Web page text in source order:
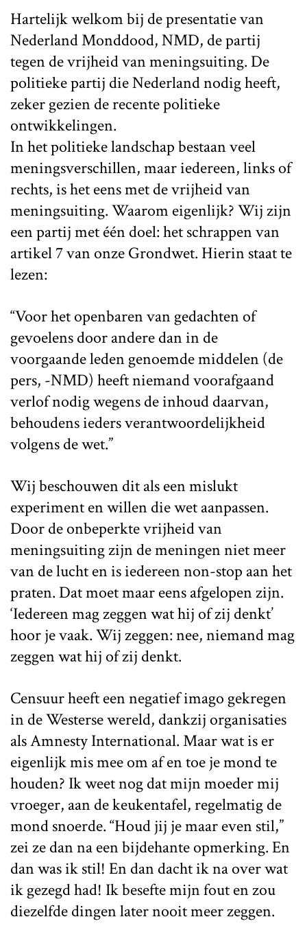
Hartelijk welkom bij de presentatie van
Nederland Monddood, NMD, de partij
tegen de vrijheid van meningsuiting. De
politieke partij die Nederland nodig heeft,
zeker gezien de recente politieke
ontwikkelingen.
In het politieke landschap bestaan veel
meningsverschillen, maar iedereen, links of
rechts, is het eens met de vrijheid van
meningsuiting. Waarom eigenlijk? Wij zijn
een partij met één doel: het schrappen van
artikel 7 van onze Grondwet. Hierin staat te
lezen:
“Voor het openbaren van gedachten of
gevoelens door andere dan in de
voorgaande leden genoemde middelen (de
pers, -NMD) heeft niemand voorafgaand
verlof nodig wegens de inhoud daarvan,
behoudens ieders verantwoordelijkheid
volgens de wet.”
Wij beschouwen dit als een mislukt
experiment en willen die wet aanpassen.
Door de onbeperkte vrijheid van
meningsuiting zijn de meningen niet meer
van de lucht en is iedereen non-stop aan het
praten. Dat moet maar eens afgelopen zijn.
‘Iedereen mag zeggen wat hij of zij denkt’
hoor je vaak. Wij zeggen: nee, niemand mag
zeggen wat hij of zij denkt.
Censuur heeft een negatief imago gekregen
in de Westerse wereld, dankzij organisaties
als Amnesty International. Maar wat is er
eigenlijk mis mee om af en toe je mond te
houden? Ik weet nog dat mijn moeder mij
vroeger, aan de keukentafel, regelmatig de
mond snoerde. “Houd jij je maar even stil,”
zei ze dan na een bijdehante opmerking. En
dan was ik stil! En dan dacht ik na over wat
ik gezegd had! Ik besefte mijn fout en zou
diezelfde dingen later nooit meer zeggen.